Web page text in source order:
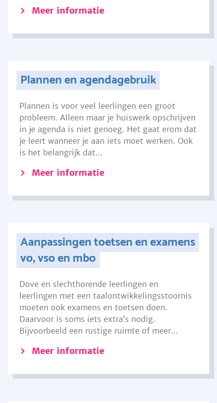
Meer informatie
Plannen en agendagebruik
Plannen is voor veel leerlingen een groot
probleem. Alleen maar je huiswerk opschrijven
in je agenda is niet genoeg. Het gaat erom dat
je leert wanneer je aan iets moet werken. Ook
is het belangrijk dat...
Meer informatie
Aanpassingen toetsen en examens
vo, vso en mbo
Dove en slechthorende leerlingen en
leerlingen met een taalontwikkelingsstoornis
moeten ook examens en toetsen doen.
Daarvoor is soms iets extra’s nodig.
Bijvoorbeeld een rustige ruimte of meer...
Meer informatie